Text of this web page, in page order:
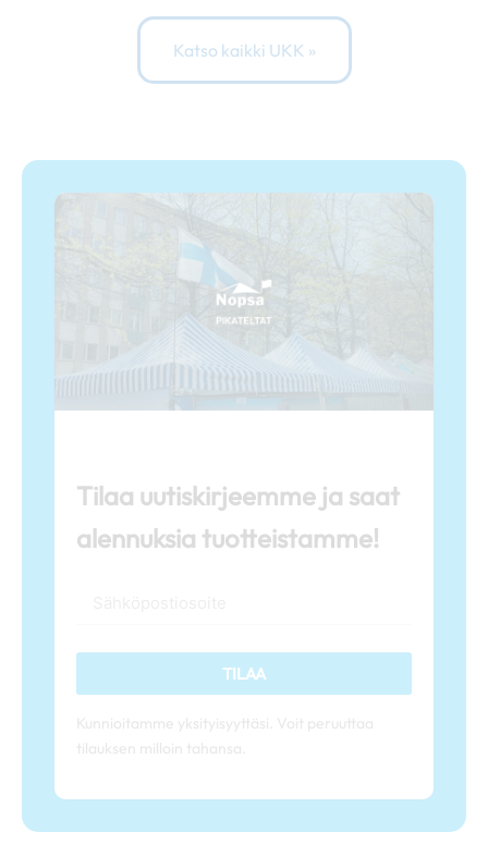
Katso kaikki UKK »
Tilaa uutiskirjeemme ja saat
alennuksia tuotteistamme!
TILAA